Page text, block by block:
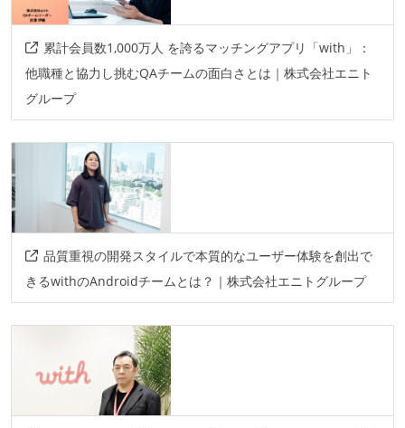
累計会員数1,000万人 を誇るマッチングアプリ「with」：
他職種と協力し挑むQAチームの面白さとは｜株式会社エニト
グループ
品質重視の開発スタイルで本質的なユーザー体験を創出で
きるwithのAndroidチームとは？｜株式会社エニトグループ